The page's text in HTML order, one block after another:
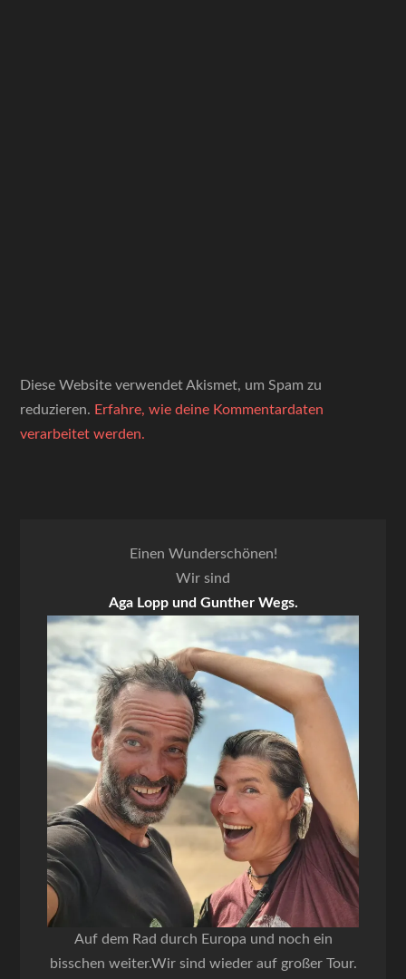
Diese Website verwendet Akismet, um Spam zu
reduzieren. Erfahre, wie deine Kommentardaten
verarbeitet werden.
Einen Wunderschönen!
Wir sind
Aga Lopp und Gunther Wegs.
Auf dem Rad durch Europa und noch ein
bisschen weiter.Wir sind wieder auf großer Tour.